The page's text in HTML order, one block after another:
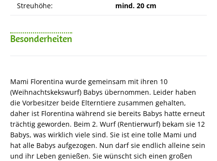
Streuhöhe: mind. 20 cm
Besonderheiten
Mami Florentina wurde gemeinsam mit ihren 10
(Weihnachtskekswurf) Babys übernommen. Leider haben
die Vorbesitzer beide Elterntiere zusammen gehalten,
daher ist Florentina während sie bereits Babys hatte erneut
trächtig geworden. Beim 2. Wurf (Rentierwurf) bekam sie 12
Babys, was wirklich viele sind. Sie ist eine tolle Mami und
hat alle Babys aufgezogen. Nun darf sie endlich alleine sein
und ihr Leben genießen. Sie wünscht sich einen großen